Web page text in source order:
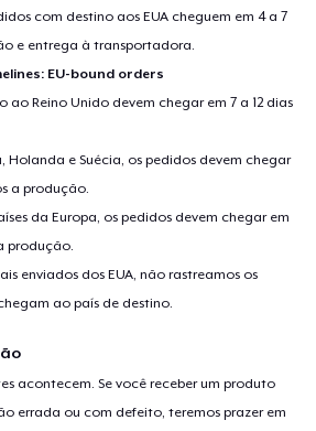
com destino aos EUA cheguem em 4 a 7
e entrega à transportadora.
EU-bound orders
ao Reino Unido devem chegar em 7 a 12 dias
Holanda e Suécia, os pedidos devem chegar
a produção.
da Europa, os pedidos devem chegar em
produção.
enviados dos EUA, não rastreamos os
ao país de destino.
acontecem. Se você receber um produto
errada ou com defeito, teremos prazer em